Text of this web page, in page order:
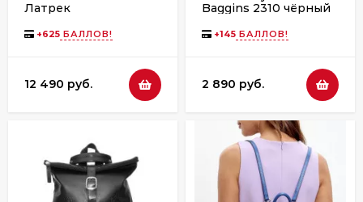
Латрек
+625 БАЛЛОВ!
12 490 руб.
Baggins 2310 чёрный
+145 БАЛЛОВ!
2 890 руб.